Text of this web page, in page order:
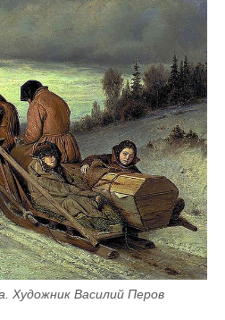
Художник Василий Перов